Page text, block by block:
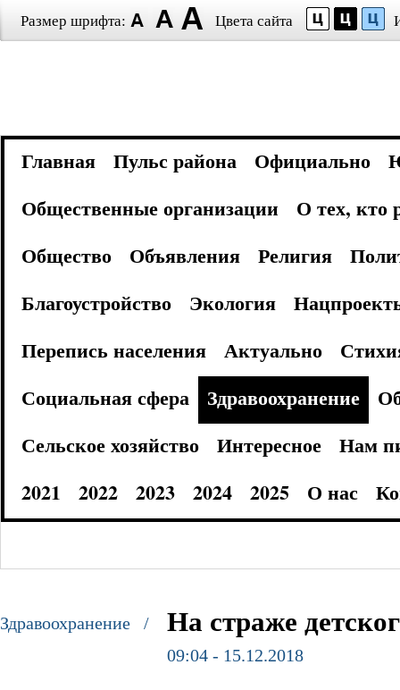
Размер шрифта: Цвета сайта
Главная Пульс района Официально
Общественные организации
О тех, кто
Общество
Объявления Религия
Благоустройство
Экология
Перепись населения
Актуально
Социальная сфера
Здравоохранение
Сельское хозяйство
Интересное
Нам
2021
2022 2023 2024 2025 О нас
Здравоохранение / На страже
09:04 - 15.12.2018